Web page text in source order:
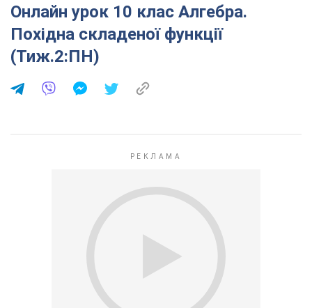
Онлайн урок 10 клас Алгебра.
Похідна складеної функції
(Тиж.2:ПН)